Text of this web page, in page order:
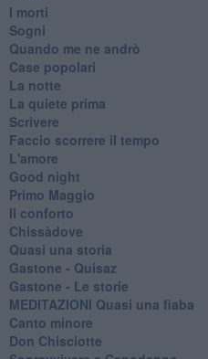
I morti
Sogni
Quando me ne andrò
Case popolari
La notte
La quiete prima
Scrivere
Faccio scorrere il tempo
L'amore
Good night
Primo Maggio
Il conforto
Chissàdove
Quasi una storia
Gastone - Quisaz
Gastone - Le storie
MEDITAZIONI Quasi una fiaba
Canto minore
Don Chisciotte